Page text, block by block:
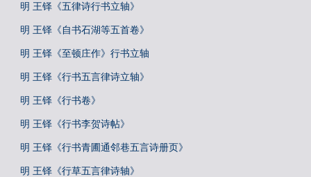
明 王铎《五律诗行书立轴》
明 王铎《自书石湖等五首卷》
明 王铎《至顿庄作》行书立轴
明 王铎《行书五言律诗立轴》
明 王铎《行书卷》
明 王铎《行书李贺诗帖》
明 王铎《行书青圃通邻巷五言诗册页》
明 王铎《行草五言律诗轴》